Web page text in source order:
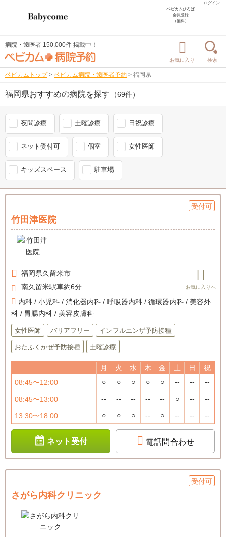
ログイン
ベビカムひろば
会員登録
（無料）
病院・歯医者 150,000件 掲載中！
お気に入り 検索
ベビカムトップ > ベビカム病院・歯医者予約 > 福岡県
福岡県おすすめの病院を探す （69件）
夜間診療 土曜診療 日祝診療
ネット受付可 個室 女性医師
キッズスペース 駐車場
受付可
竹田津医院
福岡県久留米市
南久留米駅車約6分
内科 / 小児科 / 消化器内科 / 呼吸器内科 / 循環器内科 / 美容外
科 / 胃腸内科 / 美容皮膚科
女性医師 バリアフリー インフルエンザ予防接種
おたふくかぜ予防接種 土曜診療
月 火 水 木 金 土 日
祝
08:45〜12:00
○ ○ ○ ○ ○ -- -- --
08:45〜13:00 -- -- -- -- -- ○ -- --
13:30〜18:00 ○ ○ ○ -- ○ -- -- --
ネット受付 電話問合わせ
受付可
さがら内科クリニック